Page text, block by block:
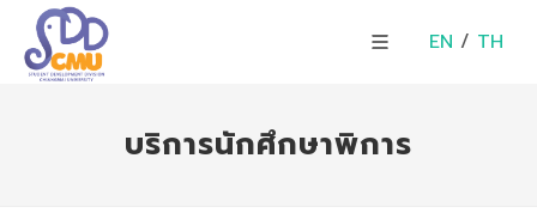
EN / TH
บริการนักศึกษาพิการ